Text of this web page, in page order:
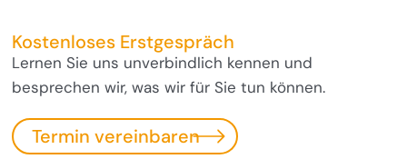
Kostenloses Erstgespräch
Lernen Sie uns unverbindlich kennen und
besprechen wir, was wir für Sie tun können.
Termin vereinbaren